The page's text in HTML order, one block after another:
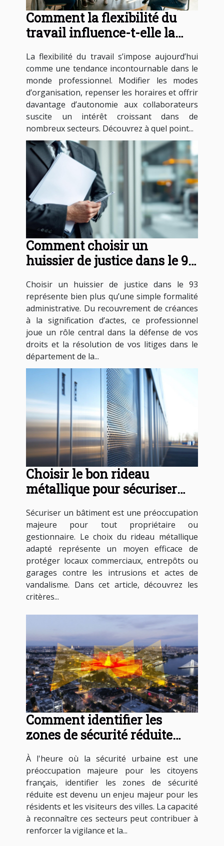
Comment la flexibilité du
travail influence-t-elle la
La flexibilité du travail s’impose aujourd’hui
comme une tendance incontournable dans le
monde professionnel. Modifier les modes
d’organisation, repenser les horaires et offrir
davantage d’autonomie aux collaborateurs
suscite un intérêt croissant dans de
nombreux secteurs. Découvrez à quel point...
Comment choisir un
huissier de justice dans le 93
Choisir un huissier de justice dans le 93
représente bien plus qu’une simple formalité
administrative. Du recouvrement de créances
à la signification d’actes, ce professionnel
joue un rôle central dans la défense de vos
droits et la résolution de vos litiges dans le
département de la...
Choisir le bon rideau
métallique pour sécuriser
Sécuriser un bâtiment est une préoccupation
majeure pour tout propriétaire ou
gestionnaire. Le choix du rideau métallique
adapté représente un moyen efficace de
protéger locaux commerciaux, entrepôts ou
garages contre les intrusions et actes de
vandalisme. Dans cet article, découvrez les
critères...
Comment identifier les
zones de sécurité réduite
dans les villes françaises
À l'heure où la sécurité urbaine est une
préoccupation majeure pour les citoyens
français, identifier les zones de sécurité
réduite est devenu un enjeu majeur pour les
résidents et les visiteurs des villes. La capacité
à reconnaître ces secteurs peut contribuer à
renforcer la vigilance et la...